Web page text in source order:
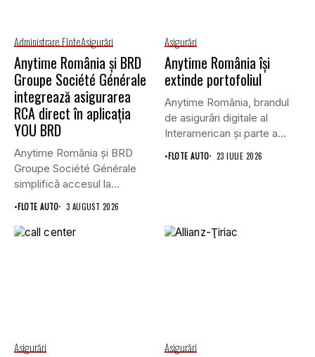
Administrare FloteAsigurări
Anytime România și BRD
Groupe Société Générale
integrează asigurarea
RCA direct în aplicația
YOU BRD
Anytime România și BRD
Groupe Société Générale
simplifică accesul la
asigurările auto...
•FLOTE AUTO 3 AUGUST 2026
Asigurări
Anytime România își
extinde portofoliul
Anytime România, brandul
de asigurări digitale al
Interamerican și parte a
Grupului...
•FLOTE AUTO 23 IULIE 2026
Asigurări Asigurări